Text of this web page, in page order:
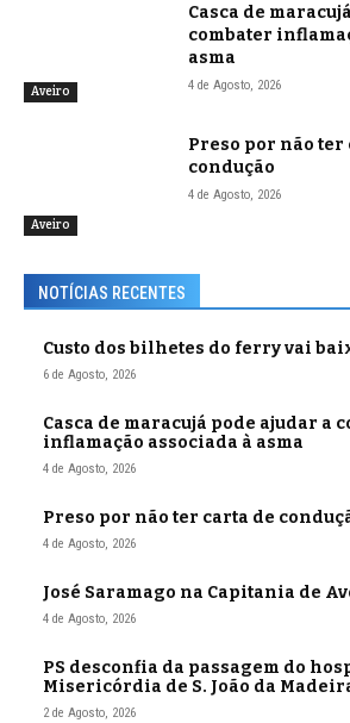
Aveiro
Casca de
combater
asma
4 de Agosto, 2026
Aveiro
Preso por não ter
condução
4 de Agosto, 2026
NOTÍCIAS RECENTES
Custo dos bilhetes do ferry vai
6 de Agosto, 2026
Casca de maracujá pode ajudar a
inflamação associada à asma
4 de Agosto, 2026
Preso por não ter carta de
4 de Agosto, 2026
José Saramago na Capitania de
4 de Agosto, 2026
PS desconfia da passagem do
Misericórdia de S. João da
2 de Agosto, 2026